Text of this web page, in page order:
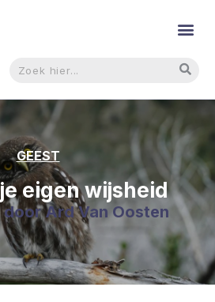
GEEST
eigen wijsheid
doorArd Van Oosten